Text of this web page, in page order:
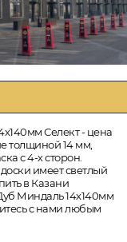
Селект - цена
толщиной 14 мм,
с 4-х сторон.
имеет светлый
в Казани
Миндаль 14х140мм
с нами любым